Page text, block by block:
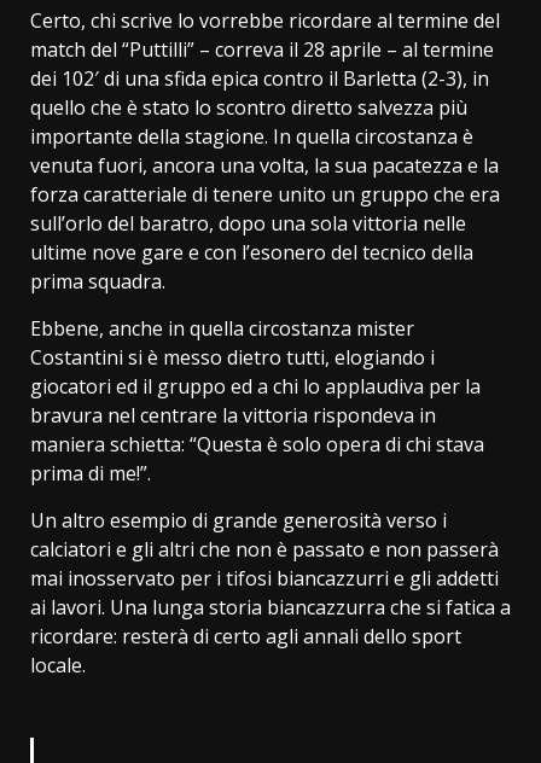
Certo, chi scrive lo vorrebbe ricordare al termine del
match del “Puttilli” – correva il 28 aprile – al termine
dei 102′ di una sfida epica contro il Barletta (2-3), in
quello che è stato lo scontro diretto salvezza più
importante della stagione. In quella circostanza è
venuta fuori, ancora una volta, la sua pacatezza e la
forza caratteriale di tenere unito un gruppo che era
sull’orlo del baratro, dopo una sola vittoria nelle
ultime nove gare e con l’esonero del tecnico della
prima squadra.
Ebbene, anche in quella circostanza mister
Costantini si è messo dietro tutti, elogiando i
giocatori ed il gruppo ed a chi lo applaudiva per la
bravura nel centrare la vittoria rispondeva in
maniera schietta: “Questa è solo opera di chi stava
prima di me!”.
Un altro esempio di grande generosità verso i
calciatori e gli altri che non è passato e non passerà
mai inosservato per i tifosi biancazzurri e gli addetti
ai lavori. Una lunga storia biancazzurra che si fatica a
ricordare: resterà di certo agli annali dello sport
locale.